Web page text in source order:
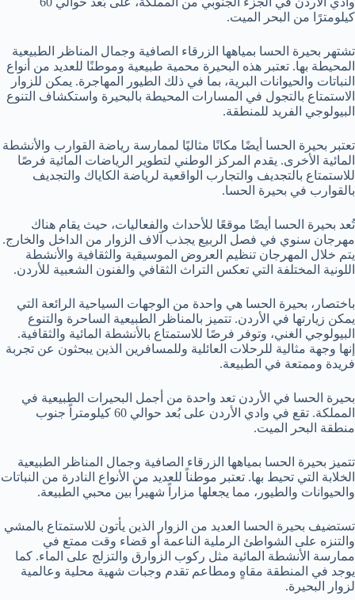
كيلومترًا من البحر الميت.
تشتهر بحيرة الحسا بمياهها الزرقاء الصافية وجمال المناظر الطبيعية
المحيطة بها. تعتبر هذه البحيرة محمية طبيعية وموطنًا للعديد من أنواع
النباتات والحيوانات البرية، بما في ذلك الطيور المهاجرة. يمكن للزوار
الاستمتاع بالتجول في المسارات المحيطة بالبحيرة واستكشاف التنوع
البيولوجي الفريد للمنطقة.
تعتبر بحيرة الحسا أيضًا مكانًا مثاليًا لممارسة رياضة القوارب والأنشطة
المائية الأخرى. يقدم المركز الوطني لتطوير الرياضات المائية فرصًا
للاستمتاع بالتجديف والتجارب الواقعية لرياضة الكاياك والتجديف
بالقوارب في بحيرة الحسا.
تُعد بحيرة الحسا أيضًا موقعًا للأحداث والفعاليات، حيث يقام هناك
مهرجان سنوي في فصل الربيع يجذب آلاف الزوار من الداخل والخارج.
يتم خلال المهرجان تنظيم العروض الموسيقية والثقافية والأنشطة
اللونية المختلفة التي تعكس التراث الثقافي والفنون الشعبية للأردن.
باختصار، بحيرة الحسا هي واحدة من الوجهات السياحية الرائعة التي
يمكن زيارتها في الأردن. تتميز بالمناظر الطبيعية الساحرة والتنوع
البيولوجي الغني، وتوفر فرصًا للاستمتاع بالأنشطة المائية والثقافية.
إنها وجهة مثالية للرحلات العائلية وللمسافرين الذين يبحثون عن تجربة
فريدة وممتعة في الطبيعة.
بحيرة الحسا في الأردن تعد واحدة من أجمل البحيرات الطبيعية في
المملكة. تقع في وادي الأردن على بُعد حوالي 60 كيلومتراً جنوب
منطقة البحر الميت.
تتميز بحيرة الحسا بمياهها الزرقاء الصافية وجمال المناظر الطبيعية
الخلابة التي تحيط بها. تعتبر موطناً للعديد من الأنواع النادرة من النباتات
والحيوانات والطيور، مما يجعلها مزاراً شهيراً بين محبي الطبيعة.
تستضيف بحيرة الحسا العديد من الزوار الذين يأتون للاستمتاع بالمشي
والتنزه على الشواطئ الرملية الناعمة أو قضاء وقت ممتع في
ممارسة الأنشطة المائية مثل ركوب الزوارق والتزلج على الماء. كما
يوجد في المنطقة مقاهٍ ومطاعم تقدم وجبات شهية محلية وعالمية
لزوار البحيرة.